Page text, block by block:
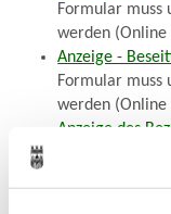
Formular muss
werden (Online
Anzeige -
Formular muss
werden (Online
Anzeige des
Formular